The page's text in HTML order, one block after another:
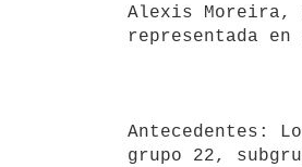
Alexis Moreira,
representada
Antecedentes:
grupo 22,